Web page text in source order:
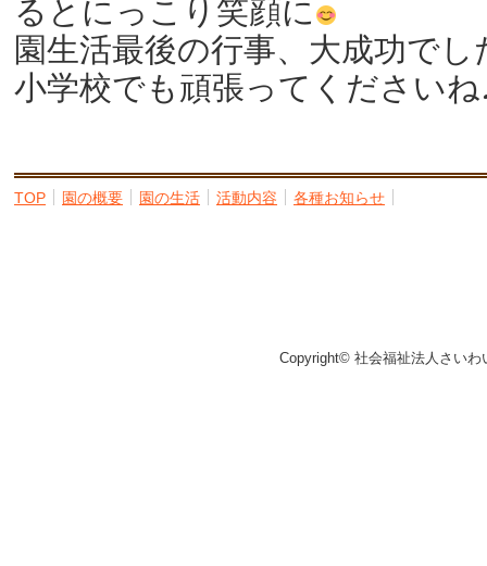
るとにっこり笑顔に
園生活最後の行事、大成功でし
小学校でも頑張ってくださいね
TOP 園の概要 園の生活 活動内容 各種お知らせ
Copyright© 社会福祉法人さい